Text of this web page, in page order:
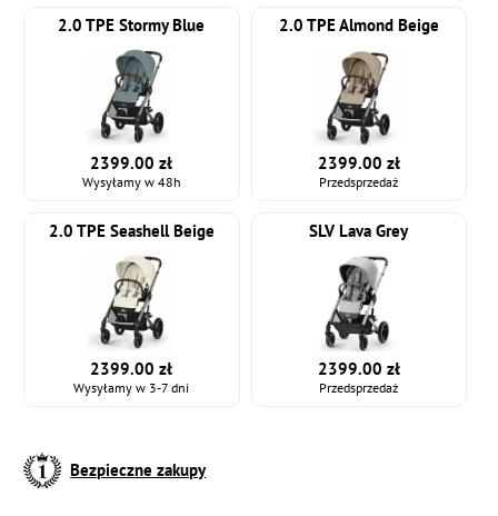
2.0 TPE Stormy Blue
2399.00 zł
Wysyłamy w 48h
2.0 TPE Almond Beige
2399.00 zł
Przedsprzedaż
2.0 TPE Seashell Beige
2399.00 zł
Wysyłamy w 3-7 dni
SLV Lava Grey
2399.00 zł
Przedsprzedaż
Bezpieczne zakupy